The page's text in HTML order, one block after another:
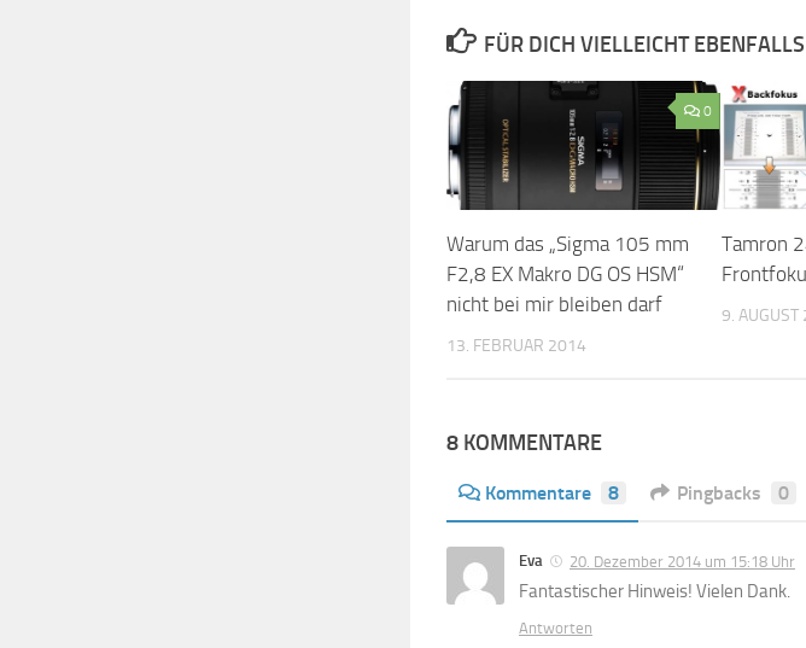
FÜR DICH VIELLEICHT
0
Warum das „Sigma 105 mm
F2,8 EX Makro DG OS HSM“
nicht bei mir bleiben darf
13. FEBRUAR 2014
Tamron
9. AUGUST
8 KOMMENTARE
Kommentare 8 Pingbacks 0
Eva 20. Dezember 2014 um 15:18 Uhr
Fantastischer Hinweis! Vielen Dank.
Antworten